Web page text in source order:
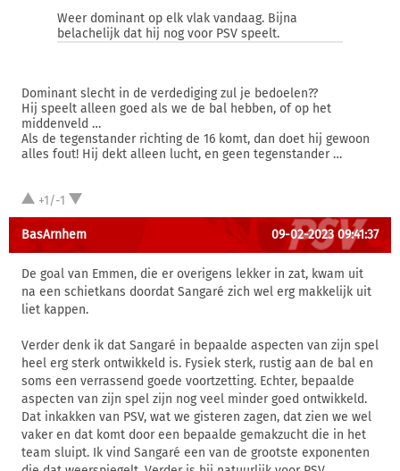
Weer dominant op elk vlak vandaag. Bijna
belachelijk dat hij nog voor PSV speelt.
Dominant slecht in de verdediging zul je bedoelen??
Hij speelt alleen goed als we de bal hebben, of op het
middenveld …
Als de tegenstander richting de 16 komt, dan doet hij gewoon
alles fout! Hij dekt alleen lucht, en geen tegenstander …
+1/-1
BasArnhem 09-02-2023 09:41:37
De goal van Emmen, die er overigens lekker in zat, kwam uit
na een schietkans doordat Sangaré zich wel erg makkelijk uit
liet kappen.
Verder denk ik dat Sangaré in bepaalde aspecten van zijn spel
heel erg sterk ontwikkeld is. Fysiek sterk, rustig aan de bal en
soms een verrassend goede voortzetting. Echter, bepaalde
aspecten van zijn spel zijn nog veel minder goed ontwikkeld.
Dat inkakken van PSV, wat we gisteren zagen, dat zien we wel
vaker en dat komt door een bepaalde gemakzucht die in het
team sluipt. Ik vind Sangaré een van de grootste exponenten